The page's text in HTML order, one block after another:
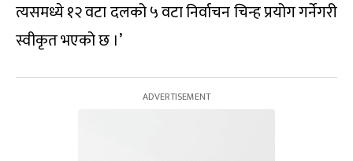
त्यसमध्ये १२ वटा दलको ५ वटा निर्वाचन चिन्ह प्रयोग गर्नेगरी
स्वीकृत भएको छ ।’